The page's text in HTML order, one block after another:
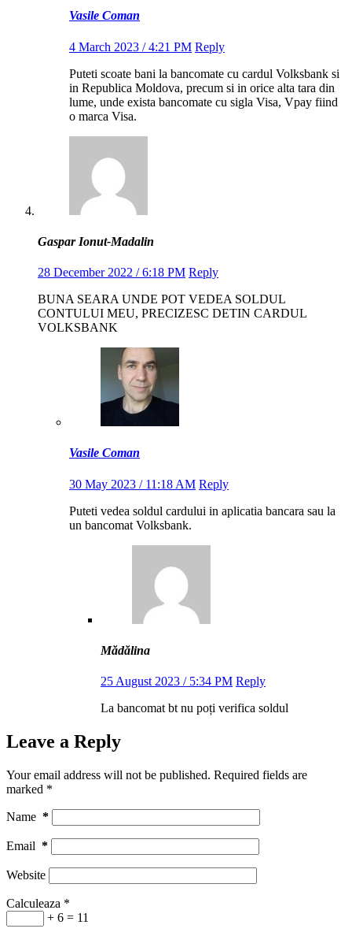
Vasile Coman
4 March 2023 / 4:21 PM Reply
Puteti scoate bani la bancomate cu cardul Volksbank si
in Republica Moldova, precum si in orice alta tara din
lume, unde exista bancomate cu sigla Visa, Vpay fiind
o marca Visa.
Gaspar Ionut-Madalin
28 December 2022 / 6:18 PM Reply
BUNA SEARA UNDE POT VEDEA SOLDUL
CONTULUI MEU, PRECIZESC DETIN CARDUL
VOLKSBANK
Vasile Coman
30 May 2023 / 11:18 AM Reply
Puteti vedea soldul cardului in aplicatia bancara sau la
un bancomat Volksbank.
Mădălina
25 August 2023 / 5:34 PM Reply
La bancomat bt nu poți verifica soldul
Leave a Reply
Your email address will not be published. Required fields are
marked *
Name *
Email *
Website
Calculeaza *
+ 6 = 11